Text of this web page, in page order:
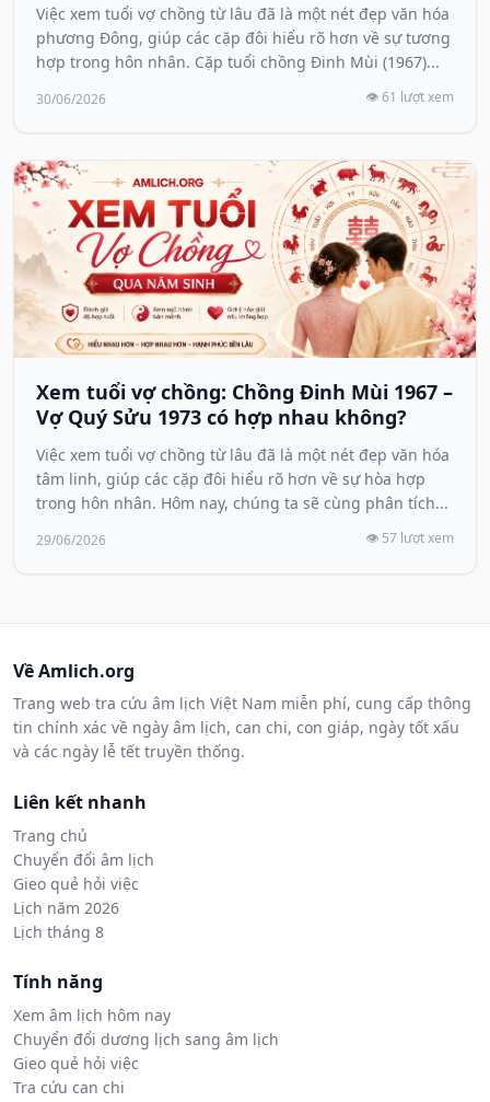
Việc xem tuổi vợ chồng từ lâu đã là một nét đẹp văn hóa
phương Đông, giúp các cặp đôi hiểu rõ hơn về sự tương
hợp trong hôn nhân. Cặp tuổi chồng Đinh Mùi (1967)...
30/06/2026 👁️ 61 lượt xem
Xem tuổi vợ chồng: Chồng Đinh Mùi 1967 –
Vợ Quý Sửu 1973 có hợp nhau không?
Việc xem tuổi vợ chồng từ lâu đã là một nét đẹp văn hóa
tâm linh, giúp các cặp đôi hiểu rõ hơn về sự hòa hợp
trong hôn nhân. Hôm nay, chúng ta sẽ cùng phân tích...
29/06/2026 👁️ 57 lượt xem
Về Amlich.org
Trang web tra cứu âm lịch Việt Nam miễn phí, cung cấp thông
tin chính xác về ngày âm lịch, can chi, con giáp, ngày tốt xấu
và các ngày lễ tết truyền thống.
Liên kết nhanh
Trang chủ
Chuyển đổi âm lịch
Gieo quẻ hỏi việc
Lịch năm 2026
Lịch tháng 8
Tính năng
Xem âm lịch hôm nay
Chuyển đổi dương lịch sang âm lịch
Gieo quẻ hỏi việc
Tra cứu can chi